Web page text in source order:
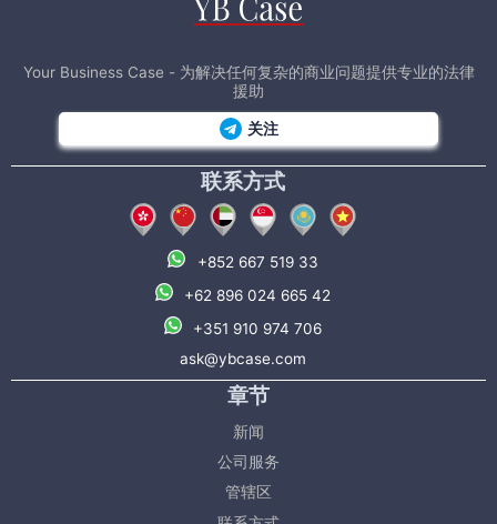
Your Business Case - 为解决任何复杂的商业问题提供专业的法律
援助
关注
联系方式
+852 667 519 33
+62 896 024 665 42
+351 910 974 706
ask@ybcase.com
章节
新闻
公司服务
管辖区